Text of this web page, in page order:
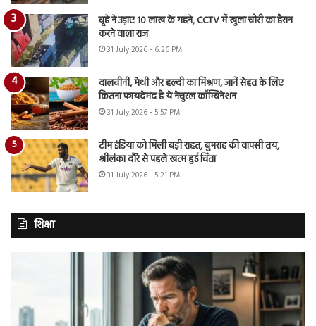
चूहे ने उड़ाए 10 लाख के गहने, CCTV में खुला चोरी का हैरान
करने वाला राज
31 July 2026 - 6:26 PM
दालचीनी, मेथी और हल्दी का मिश्रण, जानें सेहत के लिए
कितना फायदेमंद है ये नेचुरल कॉम्बिनेशन
31 July 2026 - 5:57 PM
टीम इंडिया को मिली बड़ी राहत, बुमराह की वापसी तय,
श्रीलंका दौरे से पहले खत्म हुई चिंता
31 July 2026 - 5:21 PM
शिक्षा